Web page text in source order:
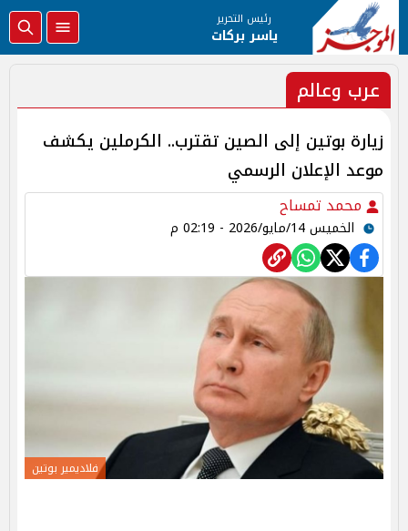
رئيس التحرير
ياسر بركات
عرب وعالم
زيارة بوتين إلى الصين تقترب.. الكرملين يكشف
موعد الإعلان الرسمي
محمد تمساح
الخميس 14/مايو/2026 - 02:19 م
فلاديمير بوتين